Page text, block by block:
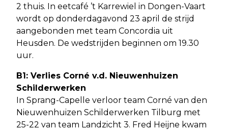
2 thuis. In eetcafé ’t Karrewiel in Dongen-Vaart
wordt op donderdagavond 23 april de strijd
aangebonden met team Concordia uit
Heusden. De wedstrijden beginnen om 19.30
uur.
B1: Verlies Corné v.d. Nieuwenhuizen
Schilderwerken
In Sprang-Capelle verloor team Corné van den
Nieuwenhuizen Schilderwerken Tilburg met
25-22 van team Landzicht 3. Fred Heijne kwam